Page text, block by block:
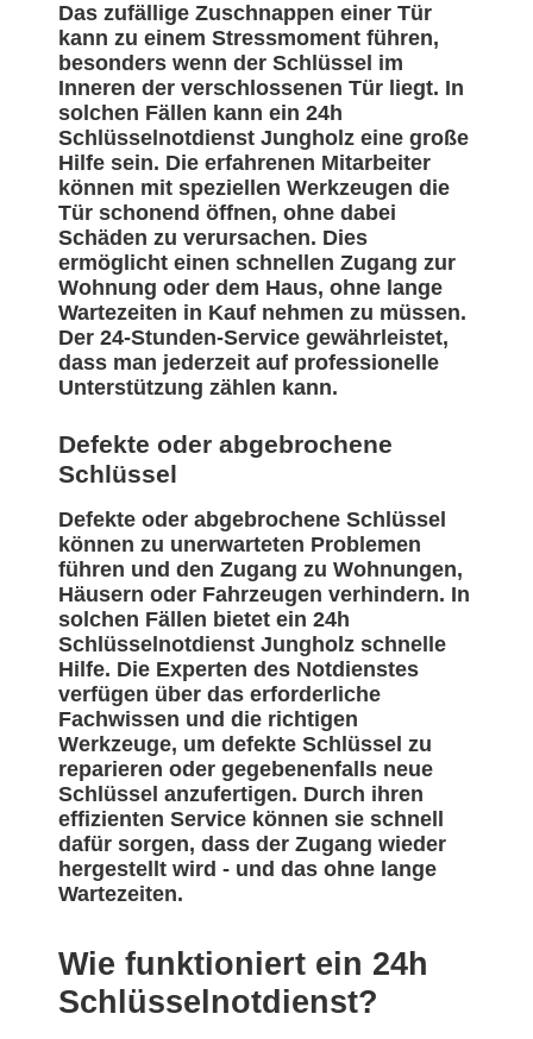
Das zufällige Zuschnappen einer Tür
kann zu einem Stressmoment führen,
besonders wenn der Schlüssel im
Inneren der verschlossenen Tür liegt. In
solchen Fällen kann ein 24h
Schlüsselnotdienst Jungholz eine große
Hilfe sein. Die erfahrenen Mitarbeiter
können mit speziellen Werkzeugen die
Tür schonend öffnen, ohne dabei
Schäden zu verursachen. Dies
ermöglicht einen schnellen Zugang zur
Wohnung oder dem Haus, ohne lange
Wartezeiten in Kauf nehmen zu müssen.
Der 24-Stunden-Service gewährleistet,
dass man jederzeit auf professionelle
Unterstützung zählen kann.
Defekte oder abgebrochene
Schlüssel
Defekte oder abgebrochene Schlüssel
können zu unerwarteten Problemen
führen und den Zugang zu Wohnungen,
Häusern oder Fahrzeugen verhindern. In
solchen Fällen bietet ein 24h
Schlüsselnotdienst Jungholz schnelle
Hilfe. Die Experten des Notdienstes
verfügen über das erforderliche
Fachwissen und die richtigen
Werkzeuge, um defekte Schlüssel zu
reparieren oder gegebenenfalls neue
Schlüssel anzufertigen. Durch ihren
effizienten Service können sie schnell
dafür sorgen, dass der Zugang wieder
hergestellt wird - und das ohne lange
Wartezeiten.
Wie funktioniert ein 24h
Schlüsselnotdienst?